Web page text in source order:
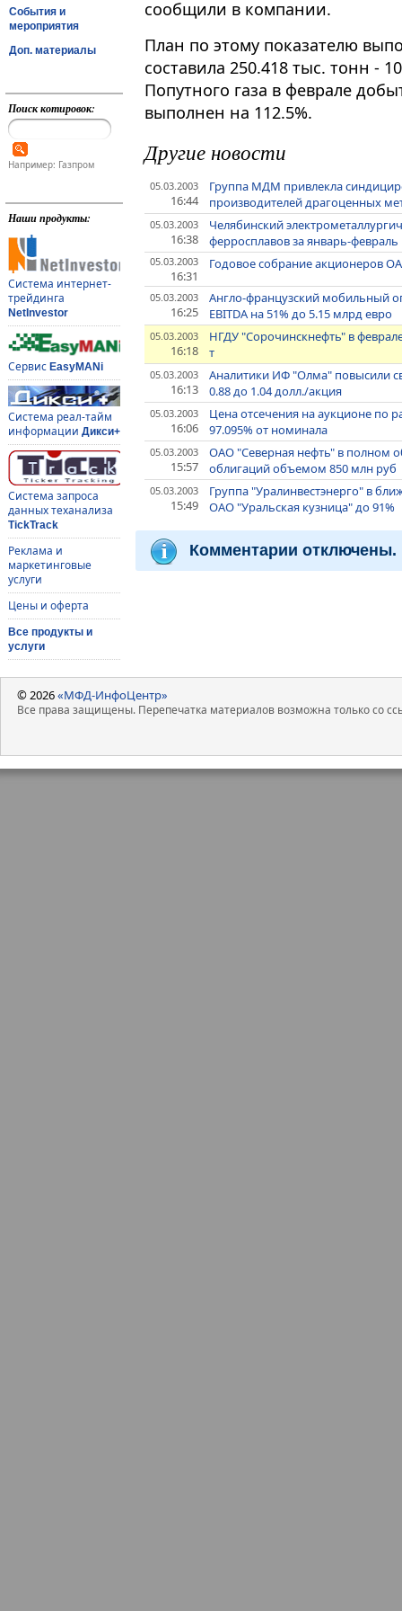
События и
мероприятия
Доп. материалы
Поиск котировок:
Например: Газпром
Наши продукты:
Система интернет-
трейдинга
NetInvestor
Сервис EasyMANi
Система реал-тайм
информации Дикси+
Система запроса
данных теханализа
TickTrack
Реклама и
маркетинговые
услуги
Цены и оферта
Все продукты и
услуги
сообщили в компании.
План по этому показателю
составила 250.418 тыс. тонн -
Попутного газа в феврале
выполнен на 112.5%.
Другие новости
05.03.2003
16:44
Группа МДМ привлекла
производителей драгоценных
05.03.2003
16:38
Челябинский
ферросплавов за январь-февраль
05.03.2003
16:31
Годовое собрание акционеров
05.03.2003
16:25
Англо-французский мобильный
EBITDA на 51% до 5.15 млрд евро
05.03.2003
16:18
НГДУ "Сорочинскнефть" в
т
05.03.2003
16:13
Аналитики ИФ "Олма" повысили
0.88 до 1.04 долл./акция
05.03.2003
16:06
Цена отсечения на аукционе по
97.095% от номинала
05.03.2003
15:57
ОАО "Северная нефть" в полном
облигаций объемом 850 млн руб
05.03.2003
15:49
Группа "Уралинвестэнерго" в
ОАО "Уральская кузница" до 91%
Комментарии отключены.
© 2026«МФД-ИнфоЦентр»
Все права защищены. Перепечатка материалов возможна только со